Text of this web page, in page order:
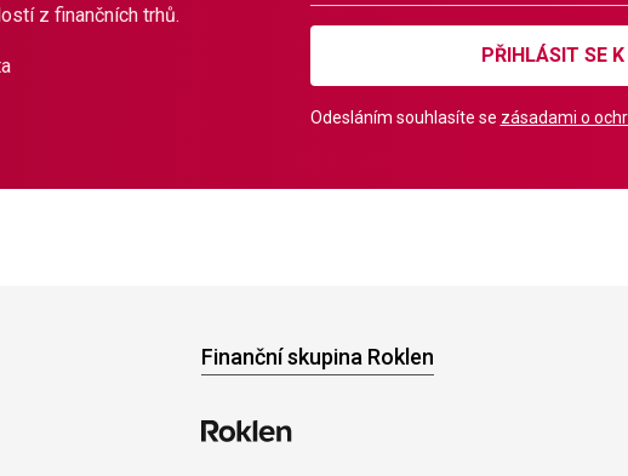
z finančních trhů.
PŘIHLÁSIT SE K
Odesláním souhlasíte se zásadami o
Finanční skupina Roklen